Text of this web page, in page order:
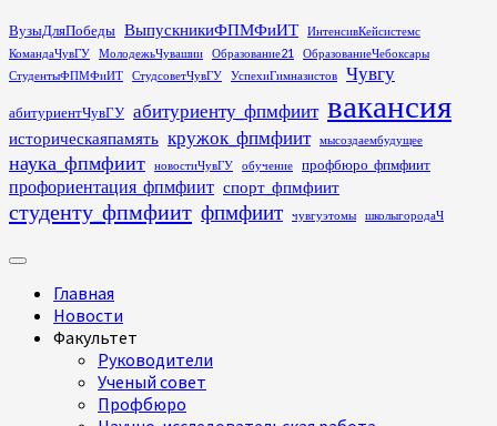
Перейти
к
содержимому
ВузыДляПобеды ВыпускникиФПМФиИТ
ИнтенсивКейсистемс
КомандаЧувГУ
МолодежьЧувашии Образование21
ОбразованиеЧебоксары
СтудентыФПМФиИТ
СтудсоветЧувГУ УспехиГимназистов Чувгу
абитуриентЧувГУ абитуриенту_фпмфиит вакансия
историческаяпамять кружок_фпмфиит мысоздаембудущее
наука_фпмфиит новостиЧувГУ обучение профбюро_фпмфиит
профориентация_фпмфиит спорт_фпмфиит
студенту_фпмфиит фпмфиит чувгуэтомы школыгородаЧ
Основное
Главная
Новости
Факультет
Руководители
Ученый совет
Профбюро